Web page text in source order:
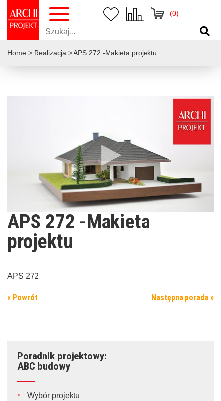
(0)
Home > Realizacja >APS 272 -Makieta projektu
APS 272 -Makieta
projektu
APS 272
« Powrót Następna porada »
Poradnik projektowy:
ABC budowy
Wybór projektu